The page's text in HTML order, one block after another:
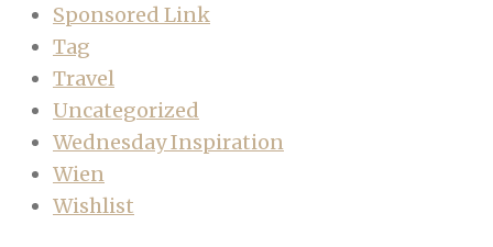
Sponsored Link
Tag
Travel
Uncategorized
Wednesday Inspiration
Wien
Wishlist